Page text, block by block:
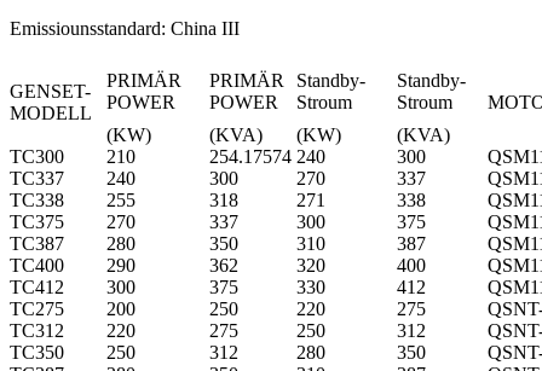
Emissiounsstandard: China III
GENSET-
MODELL
PRIMÄR
POWER
PRIMÄR
POWER
Standby-
Stroum
Standby-
Stroum
(KW)
(KVA) (KW)
(KVA)
TC300
210 254.17574 240 300
TC337
240 300 270 337
TC338
255 318 271 338
TC375
270 337 300 375
TC387
280 350 310 387
TC400
290 362 320 400
TC412
300 375 330 412
TC275
200 250 220 275
TC312
220 275 250 312
TC350
250 312 280 350